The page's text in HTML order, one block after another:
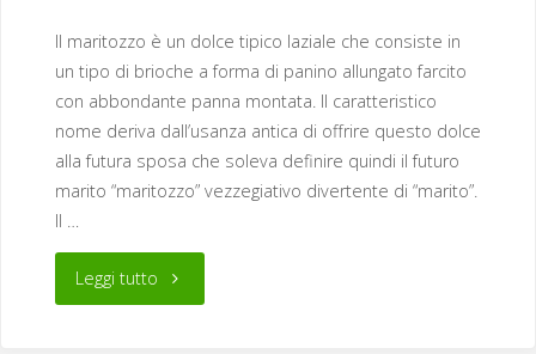
Il maritozzo è un dolce tipico laziale che consiste in
un tipo di brioche a forma di panino allungato farcito
con abbondante panna montata. Il caratteristico
nome deriva dall’usanza antica di offrire questo dolce
alla futura sposa che soleva definire quindi il futuro
marito “maritozzo” vezzegiativo divertente di “marito”.
Il …
Leggi tutto"Maritozzo